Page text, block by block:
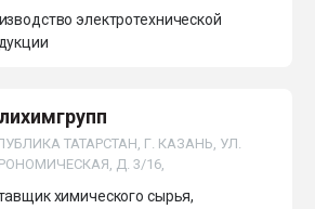
электротехнической
ТАТАРСТАН, Г. КАЗАНЬ, УЛ.
Д. 3/16,
химического сырья,